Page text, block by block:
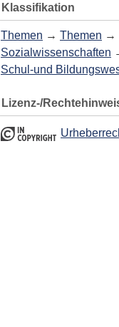
Klassifikation
Themen → Themen →
Sozialwissenschaften
Schul-und
Lizenz-/